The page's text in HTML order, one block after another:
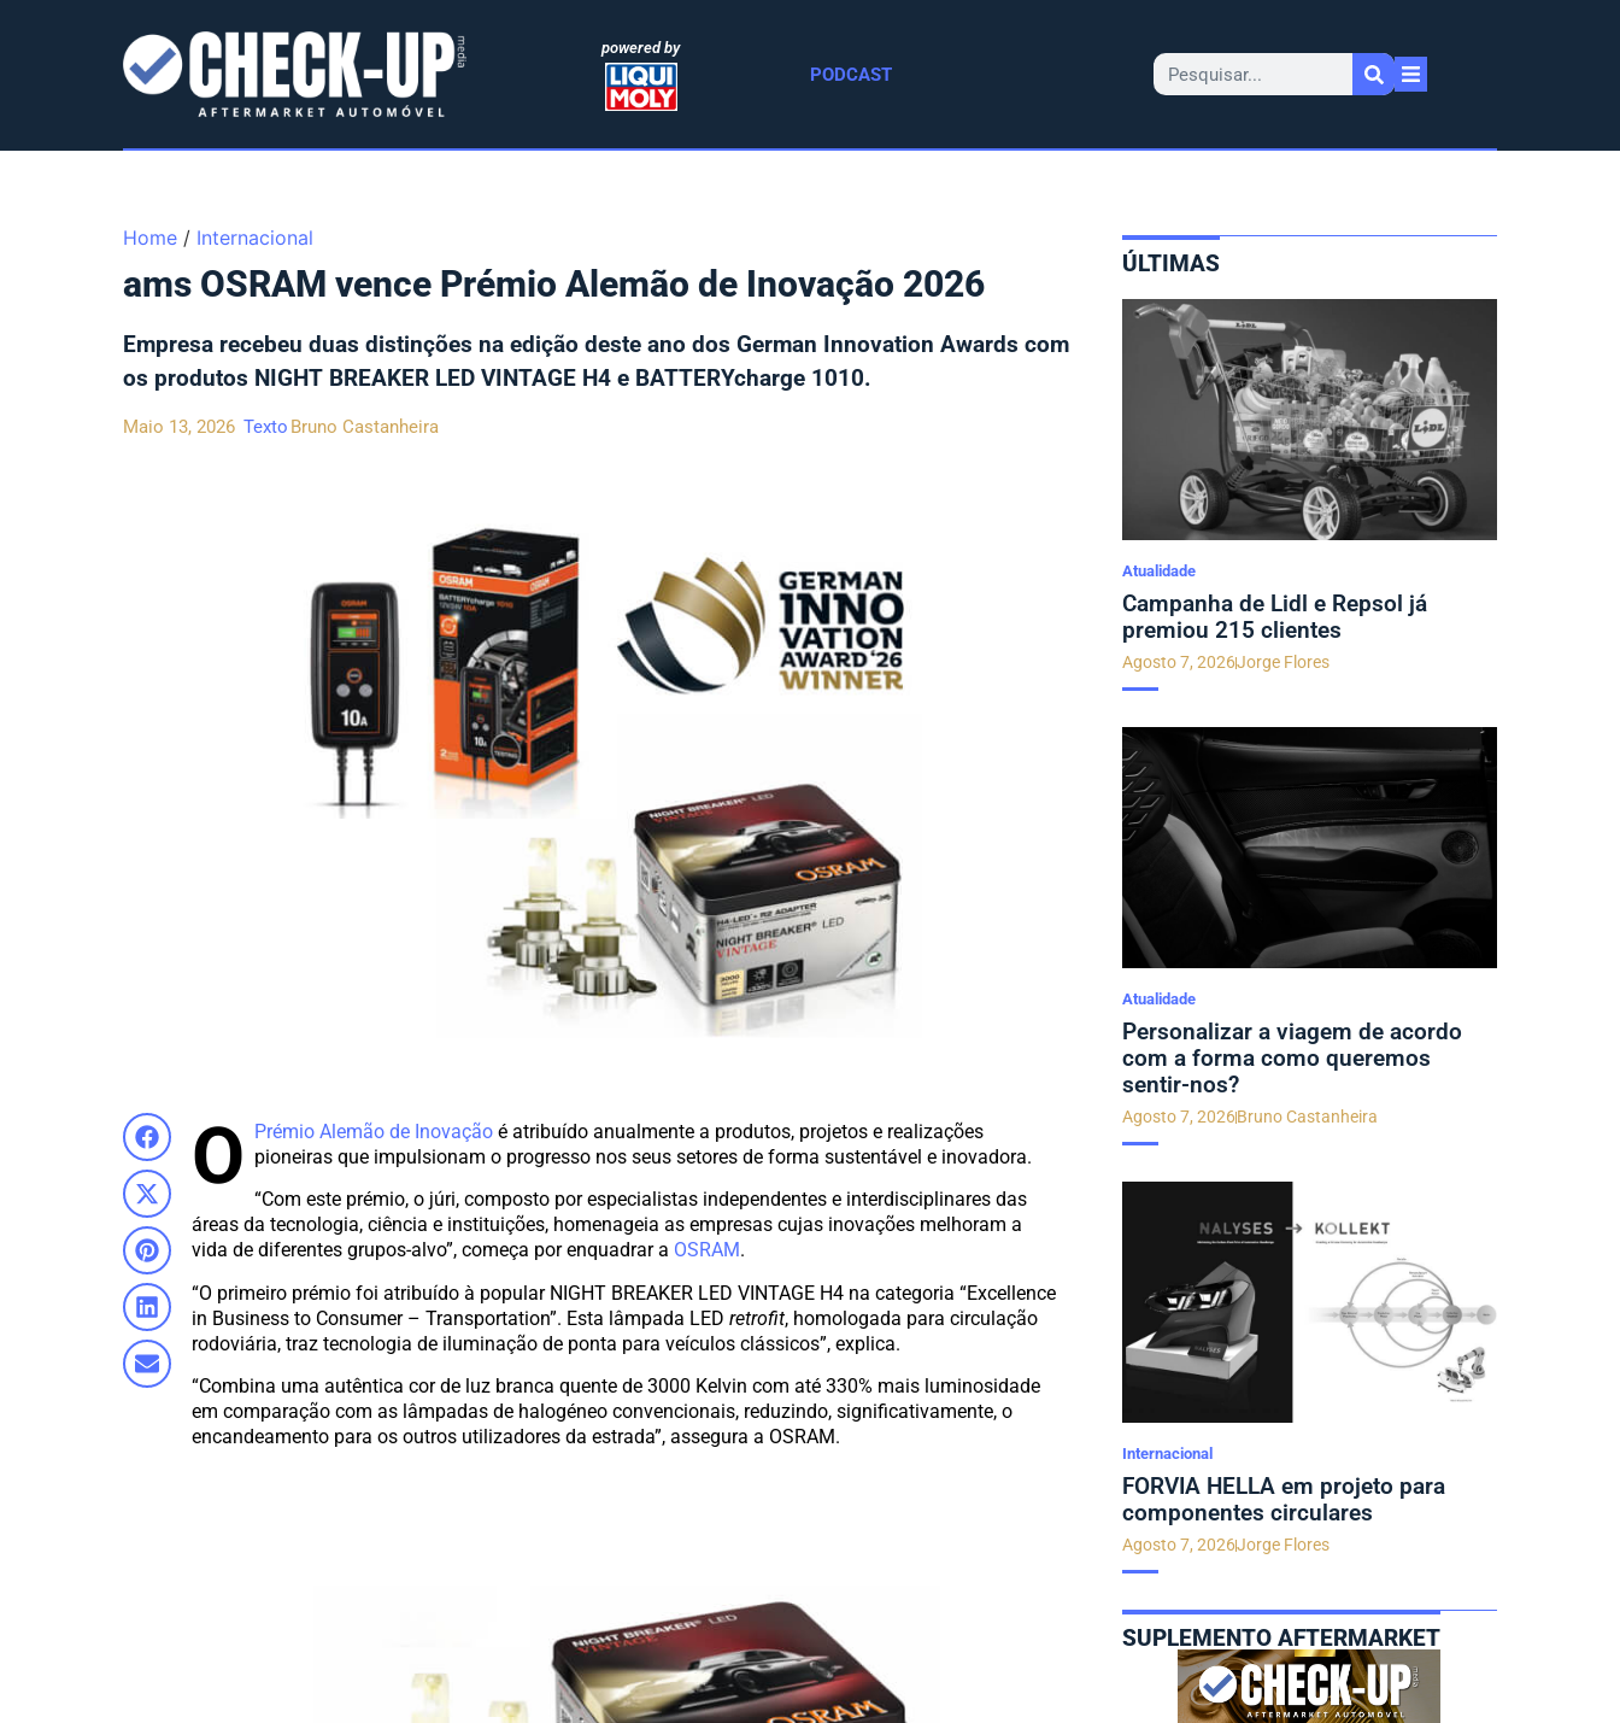
powered by
PODCAST
Home / Internacional
ams OSRAM vence Prémio Alemão de Inovação 2026
Empresa recebeu duas distinções na edição deste ano dos German Innovation Awards com
os produtos NIGHT BREAKER LED VINTAGE H4 e BATTERYcharge 1010.
Maio 13, 2026 Texto Bruno Castanheira
O Prémio Alemão de Inovação é atribuído anualmente a produtos, projetos e realizações
pioneiras que impulsionam o progresso nos seus setores de forma sustentável e inovadora.
“Com este prémio, o júri, composto por especialistas independentes e interdisciplinares das
áreas da tecnologia, ciência e instituições, homenageia as empresas cujas inovações melhoram a
vida de diferentes grupos-alvo”, começa por enquadrar a OSRAM.
“O primeiro prémio foi atribuído à popular NIGHT BREAKER LED VINTAGE H4 na categoria “Excellence
in Business to Consumer – Transportation”. Esta lâmpada LEDretrofit, homologada para circulação
rodoviária, traz tecnologia de iluminação de ponta para veículos clássicos”, explica.
“Combina uma autêntica cor de luz branca quente de 3000 Kelvin com até 330% mais luminosidade
em comparação com as lâmpadas de halogéneo convencionais, reduzindo, significativamente, o
encandeamento para os outros utilizadores da estrada”, assegura a OSRAM.
ÚLTIMAS
Atualidade
Campanha de Lidl e Repsol já
premiou 215 clientes
Agosto 7, 2026Jorge Flores
Atualidade
Personalizar a viagem de acordo
com a forma como queremos
sentir-nos?
Agosto 7, 2026Bruno Castanheira
Internacional
FORVIA HELLA em projeto para
componentes circulares
Agosto 7, 2026Jorge Flores
SUPLEMENTO AFTERMARKET